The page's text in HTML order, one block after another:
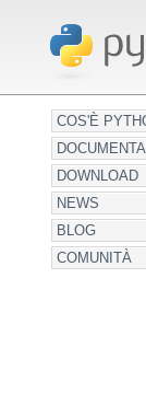
COS'È
DOWNLOAD
NEWS
BLOG
COMUNITÀ